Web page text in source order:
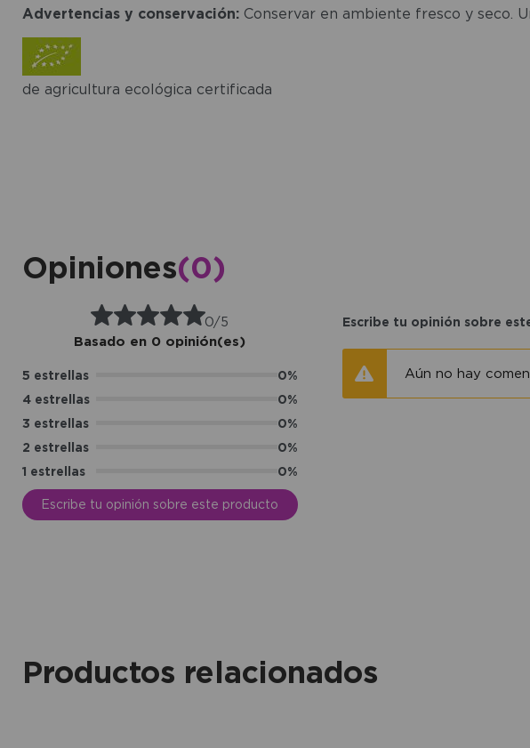
Advertencias y conservación:Conservar en ambiente fresco y seco.
de agricultura ecológica certificada
Opiniones(0)
0/5
Basado en 0 opinión(es)
5 estrellas
0%
4 estrellas
0%
3 estrellas
0%
2 estrellas
0%
1 estrellas
0%
Escribe tu opinión sobre este producto
Escribe tu opinión sobre
Aún no hay
Productos relacionados